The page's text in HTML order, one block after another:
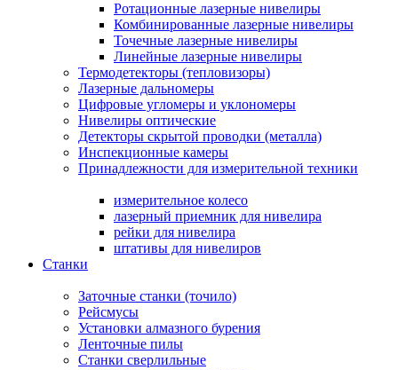
Ротационные лазерные нивелиры
Комбинированные лазерные нивелиры
Точечные лазерные нивелиры
Линейные лазерные нивелиры
Термодетекторы (тепловизоры)
Лазерные дальномеры
Цифровые угломеры и уклономеры
Нивелиры оптические
Детекторы скрытой проводки (металла)
Инспекционные камеры
Принадлежности для измерительной техники
измерительное колесо
лазерный приемник для нивелира
рейки для нивелира
штативы для нивелиров
Станки
Заточные станки (точило)
Рейсмусы
Установки алмазного бурения
Ленточные пилы
Станки сверлильные